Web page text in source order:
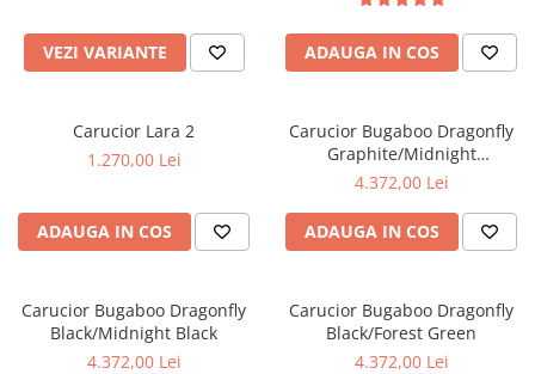
VEZI VARIANTE ADAUGA IN COS
Carucior Lara 2
1.270,00 Lei
ADAUGA IN COS
Carucior Bugaboo Dragonfly
Graphite/Midnight
Black/Skyline Blue
4.372,00 Lei
ADAUGA IN COS
Carucior Bugaboo Dragonfly
Black/Midnight Black
4.372,00 Lei
Carucior Bugaboo Dragonfly
Black/Forest Green
4.372,00 Lei